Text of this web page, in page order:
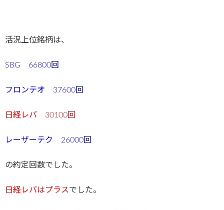
活況上位銘柄は、
SBG 66800回
フロンテオ 37600回
日経レバ 30100回
レーザーテク 26000回
の約定回数でした。
日経レバはプラスでした。